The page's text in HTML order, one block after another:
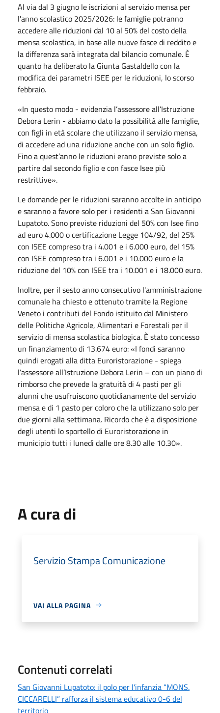
Al viadal 3 giugno le iscrizioni al servizio mensa per
l'anno scolastico 2025/2026: le famiglie potranno
accedere alle riduzioni dal 10 al 50% del costo della
mensa scolastica, in base alle nuove fasce di reddito e
la differenza sarà integrata dal bilancio comunale. È
quanto ha deliberato la Giunta Gastaldello con la
modifica dei parametri ISEE per le riduzioni, lo scorso
febbraio.
«In questo modo - evidenzia l’assessore all’Istruzione
Debora Lerin - abbiamo dato la possibilità alle famiglie,
con figli in età scolare che utilizzano il servizio mensa,
di accedere ad una riduzione anche con un solo figlio.
Fino a quest’anno le riduzioni erano previste solo a
partire dal secondo figlio e con fasce Isee più
restrittive».
Le domande per le riduzioni saranno accolte in anticipo
e saranno a favore solo per i residenti a San Giovanni
Lupatoto. Sono previste riduzioni del 50% con Isee fino
ad euro 4.000 o certificazione Legge 104/92, del 25%
con ISEE compreso tra i 4.001 e i 6.000 euro, del 15%
con ISEE compreso tra i 6.001 e i 10.000 euro e la
riduzione del 10% con ISEE tra i 10.001 e i 18.000 euro.
Inoltre, per il sesto anno consecutivo l'amministrazione
comunale ha chiesto e ottenuto tramite la Regione
Veneto i contributi del Fondo istituito dal Ministero
delle Politiche Agricole, Alimentari e Forestali per il
servizio di mensa scolastica biologica. È stato concesso
un finanziamento di 13.674 euro: «I fondi saranno
quindi erogati alla ditta Euroristorazione - spiega
l’assessore all’Istruzione Debora Lerin – con un piano di
rimborso che prevede la gratuità di 4 pasti per gli
alunni che usufruiscono quotidianamente del servizio
mensa e di 1 pasto per coloro che la utilizzano solo per
due giorni alla settimana. Ricordo che è a disposizione
degli utenti lo sportello di Euroristorazione in
municipio tutti i lunedì dalle ore 8.30 alle 10.30».
A cura di
Servizio Stampa Comunicazione
VAI ALLA PAGINA
Contenuti correlati
San Giovanni Lupatoto: il polo per l'infanzia “MONS.
CICCARELLI” rafforza il sistema educativo 0-6 del
territorio